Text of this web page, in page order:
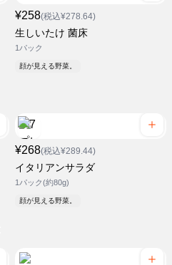
¥258(税込¥278.64)
生しいたけ 菌床
1パック
顔が見える野菜。
¥268(税込¥289.44)
イタリアンサラダ
1パック(約80g)
顔が見える野菜。